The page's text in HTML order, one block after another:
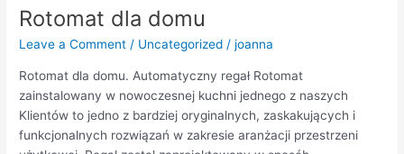
Rotomat dla domu
Leave a Comment / Uncategorized /joanna
Rotomat dla domu. Automatyczny regał Rotomat
zainstalowany w nowoczesnej kuchni jednego z naszych
Klientów to jedno z bardziej oryginalnych, zaskakujących i
funkcjonalnych rozwiązań w zakresie aranżacji przestrzeni
Rotomat
domu